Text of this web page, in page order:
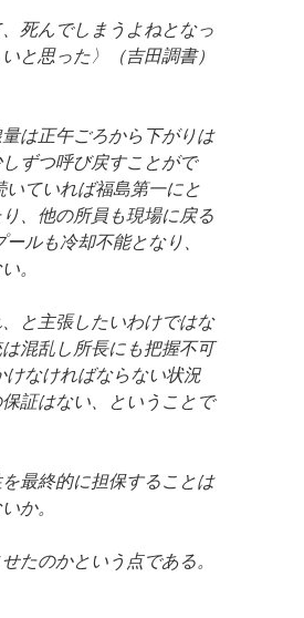
死んでしまうよねとなっ
と思った〉（吉田調書）
は正午ごろから下がりは
ずつ呼び戻すことがで
ていれば福島第一にと
、他の所員も現場に戻る
ルも冷却不能となり、
。
と主張したいわけではな
混乱し所長にも把握不可
なければならない状況
証はない、ということで
最終的に担保することは
か。
たのかという点である。